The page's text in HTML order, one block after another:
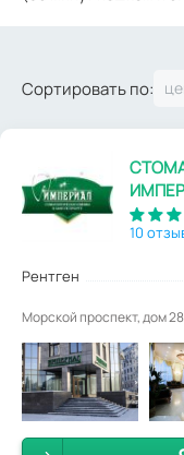
Сортировать по:
10
Рентген
Морской проспект, дом